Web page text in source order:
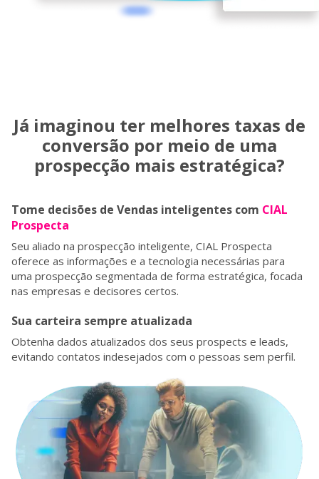
Já imaginou ter melhores taxas de
conversão por meio de uma
prospecção mais estratégica?
Tome decisões de Vendas inteligentes com CIAL
Prospecta
Seu aliado na prospecção inteligente, CIAL Prospecta
oferece as informações e a tecnologia necessárias para
uma prospecção segmentada de forma estratégica, focada
nas empresas e decisores certos.
Sua carteira sempre atualizada
Obtenha dados atualizados dos seus prospects e leads,
evitando contatos indesejados com o pessoas sem perfil.